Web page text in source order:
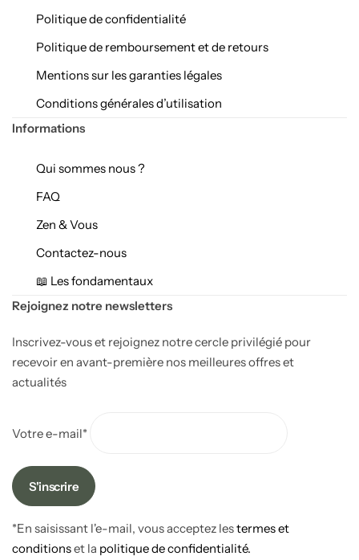
Politique de confidentialité
Politique de remboursement et de retours
Mentions sur les garanties légales
Conditions générales d’utilisation
Informations
Qui sommes nous ?
FAQ
Zen & Vous
Contactez-nous
📖 Les fondamentaux
Rejoignez notre newsletters
Inscrivez-vous et rejoignez notre cercle privilégié pour
recevoir en avant-première nos meilleures offres et
actualités
Votre e-mail*
*En saisissant l'e-mail, vous acceptez lestermes et
conditionset la politique de confidentialité.
Chambre enfant Feng shui